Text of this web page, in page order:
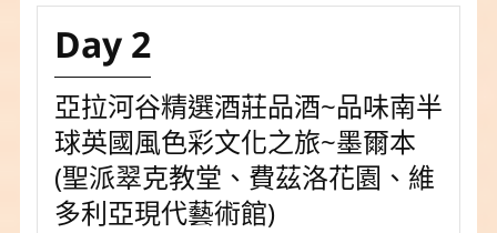
Day 2
亞拉河谷精選酒莊品酒~品味南半
球英國風色彩文化之旅~墨爾本
(聖派翠克教堂、費茲洛花園、維
多利亞現代藝術館)